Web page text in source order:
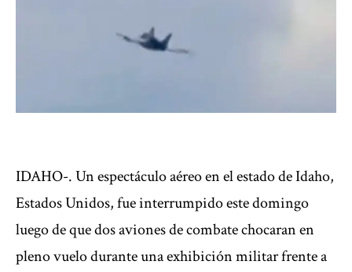
IDAHO-. Un espectáculo aéreo en el estado de Idaho,
Estados Unidos, fue interrumpido este domingo
luego de que dos aviones de combate chocaran en
pleno vuelo durante una exhibición militar frente a